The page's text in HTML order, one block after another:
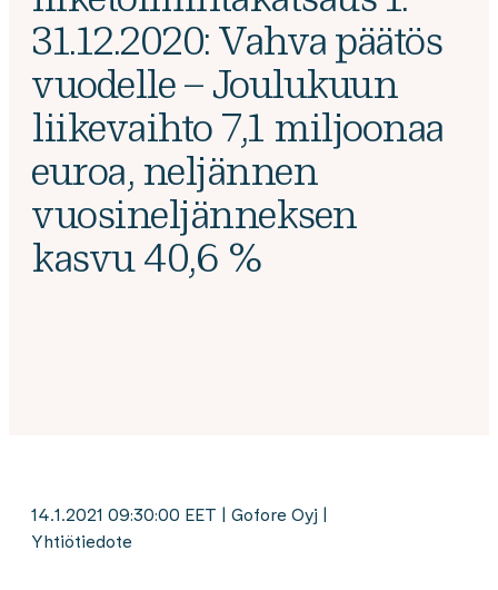
31.12.2020: Vahva päätös
vuodelle – Joulukuun
liikevaihto 7,1 miljoonaa
euroa, neljännen
vuosineljänneksen
kasvu 40,6 %
14.1.2021 09:30:00 EET | Gofore Oyj |
Yhtiötiedote